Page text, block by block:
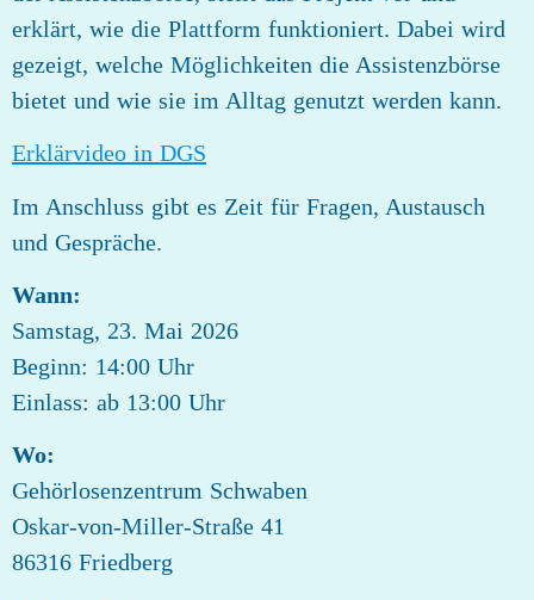
erklärt, wie die Plattform funktioniert. Dabei wird
gezeigt, welche Möglichkeiten die Assistenzbörse
bietet und wie sie im Alltag genutzt werden kann.
Erklärvideo in DGS
Im Anschluss gibt es Zeit für Fragen, Austausch
und Gespräche.
Wann:
Samstag, 23. Mai 2026
Beginn: 14:00 Uhr
Einlass: ab 13:00 Uhr
Wo:
Gehörlosenzentrum Schwaben
Oskar-von-Miller-Straße 41
86316 Friedberg